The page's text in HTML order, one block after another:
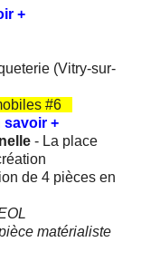
+
(Vitry-sur-
#6
savoir +
- La place
de 4 pièces en
matérialiste